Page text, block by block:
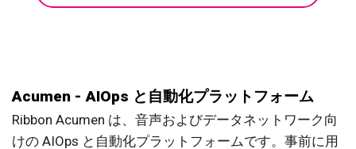
Acumen - AIOps と自動化プラットフォーム
Ribbon Acumen は、音声およびデータネットワーク向
けの AIOps と自動化プラットフォームです。事前に用